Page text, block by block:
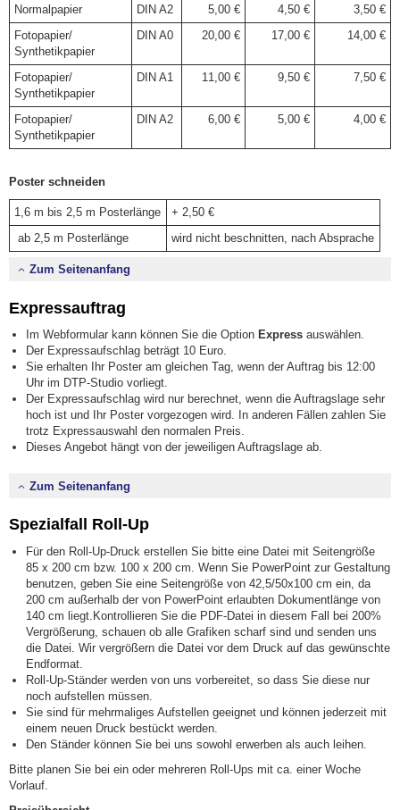
Normalpapier
DIN A2 5,00 € 4,50 €
3,50 €
Fotopapier/
Synthetikpapier
DIN A0 20,00 € 17,00 € 14,00 €
Fotopapier/
Synthetikpapier
DIN A1 11,00 € 9,50 € 7,50 €
Fotopapier/
Synthetikpapier
DIN A2 6,00 € 5,00 € 4,00 €
Poster schneiden
1,6 m bis 2,5 m Posterlänge
+ 2,50 €
ab 2,5 m Posterlänge
wird nicht beschnitten, nach Absprache
Zum Seitenanfang
Expressauftrag
Im Webformular kann können Sie die Option Express auswählen.
Der Expressaufschlag beträgt 10 Euro.
Sie erhalten Ihr Poster am gleichen Tag, wenn der Auftrag bis 12:00
Uhr im DTP-Studio vorliegt.
Der Expressaufschlag wird nur berechnet, wenn die Auftragslage sehr
hoch ist und Ihr Poster vorgezogen wird. In anderen Fällen zahlen Sie
trotz Expressauswahl den normalen Preis.
Dieses Angebot hängt von der jeweiligen Auftragslage ab.
Zum Seitenanfang
Spezialfall Roll-Up
Für den Roll-Up-Druck erstellen Sie bitte eine Datei mit Seitengröße
85 x 200 cm bzw. 100 x 200 cm. Wenn Sie PowerPoint zur Gestaltung
benutzen, geben Sie eine Seitengröße von 42,5/50x100 cm ein, da
200 cm außerhalb der von PowerPoint erlaubten Dokumentlänge von
140 cm liegt.Kontrollieren Sie die PDF-Datei in diesem Fall bei 200%
Vergrößerung, schauen ob alle Grafiken scharf sind und senden uns
die Datei. Wir vergrößern die Datei vor dem Druck auf das gewünschte
Endformat.
Roll-Up-Ständer werden von uns vorbereitet, so dass Sie diese nur
noch aufstellen müssen.
Sie sind für mehrmaliges Aufstellen geeignet und können jederzeit mit
einem neuen Druck bestückt werden.
Den Ständer können Sie bei uns sowohl erwerben als auch leihen.
Bitte planen Sie bei ein oder mehreren Roll-Ups mit ca. einer Woche
Vorlauf.